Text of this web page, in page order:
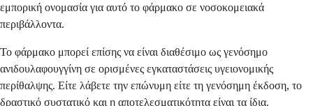
εμπορική ονομασία για αυτό το φάρμακο σε νοσοκομειακά
περιβάλλοντα.
Το φάρμακο μπορεί επίσης να είναι διαθέσιμο ως γενόσημο
ανιδουλαφουγγίνη σε ορισμένες εγκαταστάσεις υγειονομικής
περίθαλψης. Είτε λάβετε την επώνυμη είτε τη γενόσημη έκδοση, το
δραστικό συστατικό και η αποτελεσματικότητα είναι τα ίδια.